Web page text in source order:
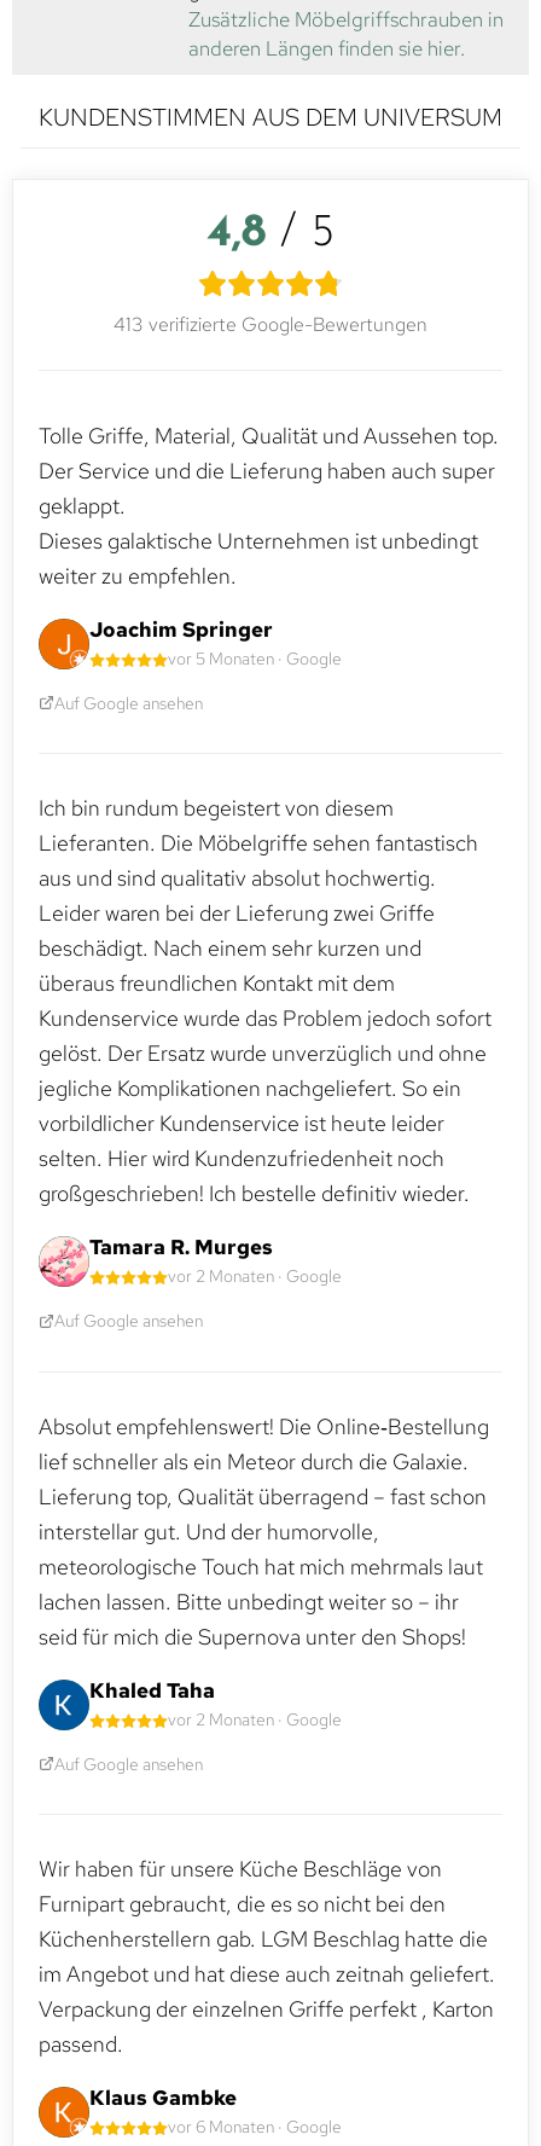
Zusätzliche Möbelgriffschrauben in
anderen Längen finden sie hier.
KUNDENSTIMMEN AUS DEM UNIVERSUM
4,8 / 5
413 verifizierte Google-Bewertungen
Tolle Griffe, Material, Qualität und Aussehen top.
Der Service und die Lieferung haben auch super
geklappt.
Dieses galaktische Unternehmen ist unbedingt
weiter zu empfehlen.
Joachim Springer
vor 5 Monaten · Google
Auf Google ansehen
Ich bin rundum begeistert von diesem
Lieferanten. Die Möbelgriffe sehen fantastisch
aus und sind qualitativ absolut hochwertig.
Leider waren bei der Lieferung zwei Griffe
beschädigt. Nach einem sehr kurzen und
überaus freundlichen Kontakt mit dem
Kundenservice wurde das Problem jedoch sofort
gelöst. Der Ersatz wurde unverzüglich und ohne
jegliche Komplikationen nachgeliefert. So ein
vorbildlicher Kundenservice ist heute leider
selten. Hier wird Kundenzufriedenheit noch
großgeschrieben! Ich bestelle definitiv wieder.
Tamara R. Murges
vor 2 Monaten · Google
Auf Google ansehen
Absolut empfehlenswert! Die Online‑Bestellung
lief schneller als ein Meteor durch die Galaxie.
Lieferung top, Qualität überragend – fast schon
interstellar gut. Und der humorvolle,
meteorologische Touch hat mich mehrmals laut
lachen lassen. Bitte unbedingt weiter so – ihr
seid für mich die Supernova unter den Shops!
Khaled Taha
vor 2 Monaten · Google
Auf Google ansehen
Wir haben für unsere Küche Beschläge von
Furnipart gebraucht, die es so nicht bei den
Küchenherstellern gab. LGM Beschlag hatte die
im Angebot und hat diese auch zeitnah geliefert.
Verpackung der einzelnen Griffe perfekt , Karton
passend.
Klaus Gambke
vor 6 Monaten · Google